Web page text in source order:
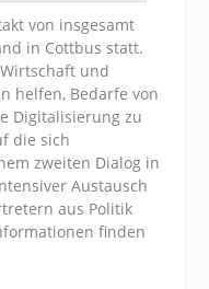
von insgesamt
in Cottbus statt.
und
helfen, Bedarfe von
Digitalisierung zu
die sich
zweiten Dialog in
Austausch
aus Politik
finden